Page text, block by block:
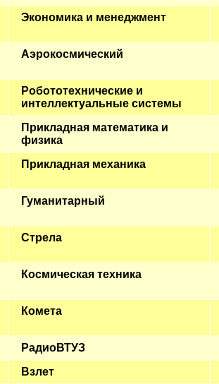
Экономика и менеджмент
Аэрокосмический
Робототехнические и
интеллектуальные системы
Прикладная математика и
физика
Прикладная механика
Гуманитарный
Стрела
Космическая техника
Комета
РадиоВТУЗ
Взлет